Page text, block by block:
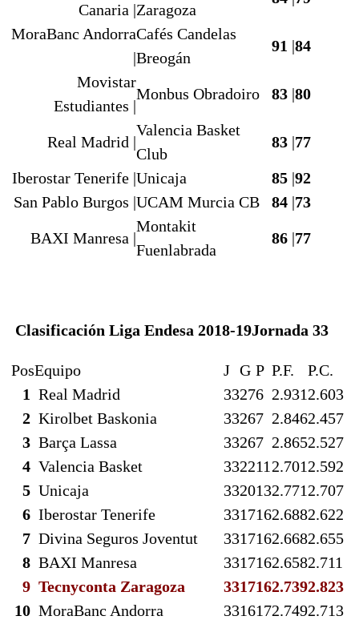
Canaria |Zaragoza
MoraBanc Andorra
|
Cafés Candelas
Breogán
91 |84
Movistar
Estudiantes |
Monbus Obradoiro 83 |80
Real Madrid |
Valencia Basket
Club
83 |77
Iberostar Tenerife |Unicaja 85 |92
San Pablo Burgos |UCAM Murcia CB 84 |73
BAXI Manresa |
Montakit
Fuenlabrada
86 |77
Clasificación Liga Endesa 2018-19Jornada 33
PosEquipo J G P P.F.
P.C.
1 Real Madrid 33276 2.9312.603
2 Kirolbet Baskonia 33267 2.8462.457
3 Barça Lassa 33267 2.8652.527
4 Valencia Basket 332211 2.7012.592
5 Unicaja 3320132.7712.707
6 Iberostar Tenerife 3317162.6882.622
7 Divina Seguros Joventut 3317162.6682.655
8 BAXI Manresa 3317162.6582.711
9 Tecnyconta Zaragoza 3317162.7392.823
10 MoraBanc Andorra 3316172.7492.713